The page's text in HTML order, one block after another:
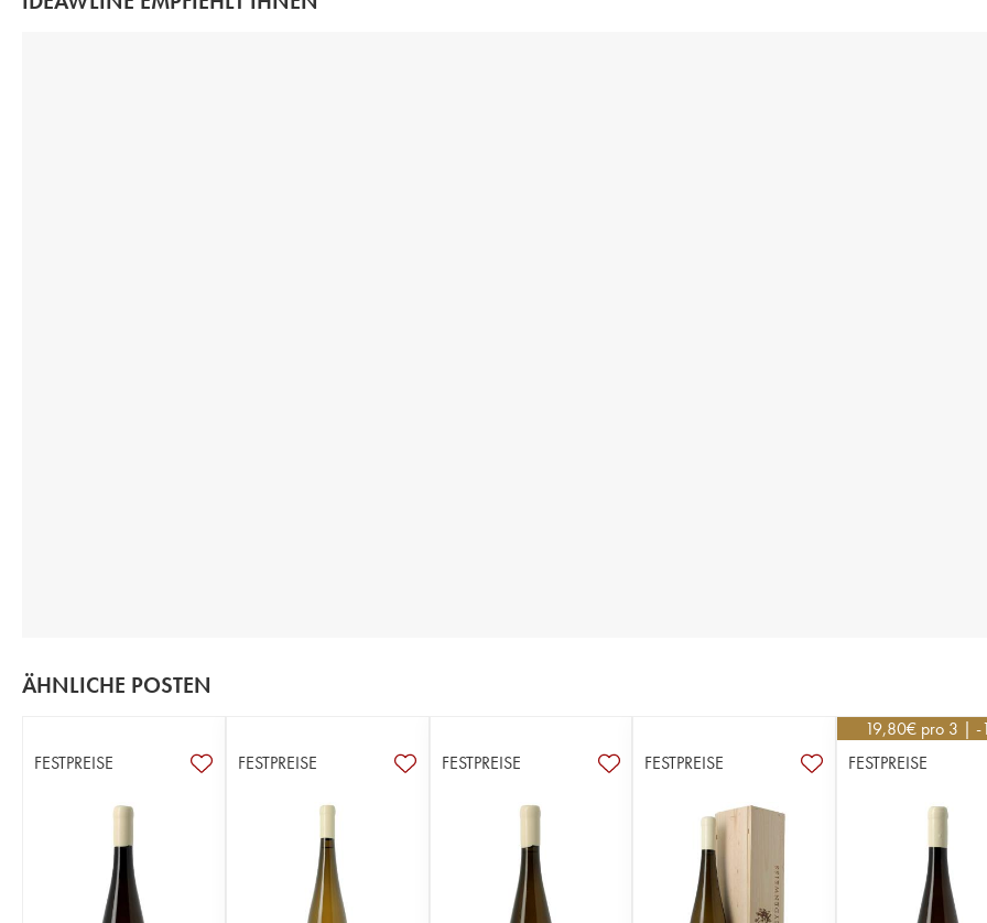
ÄHNLICHE POSTEN
FESTPREISE FESTPREISE FESTPREISE FESTPREISE
19,80€ pro 3 | -
FESTPREISE